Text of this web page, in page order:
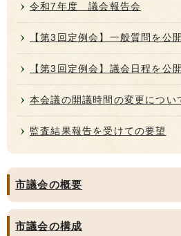
令和7年度 議会報告会
【第3回定例会】一般質問を公
【第3回定例会】議会日程を公
本会議の開議時間の変更につい
監査結果報告を受けての要望
市議会の概要
市議会の構成